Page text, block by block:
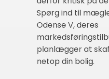
Spørg ind til
Odense V, deres
planlægger at
netop din bolig.